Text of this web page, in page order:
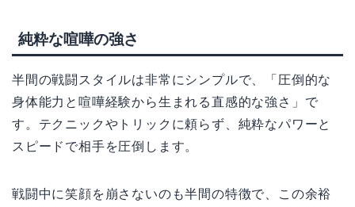
純粋な喧嘩の強さ
半間の戦闘スタイルは非常にシンプルで、「圧倒的な
身体能力と喧嘩経験から生まれる直感的な強さ」で
す。テクニックやトリックに頼らず、純粋なパワーと
スピードで相手を圧倒します。
戦闘中に笑顔を崩さないのも半間の特徴で、この余裕